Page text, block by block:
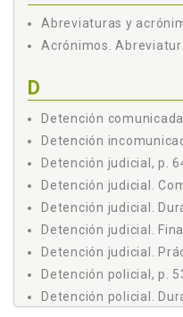
p. 44
E) Respeto a los
a) Detención por
Legitimación,
Finalidad, p. 51
Duración, p. 52
b) Detención
Legitimación,
Práctica, p. 53
Finalidad, p. 56
Duración, p. 56
Abreviaturas y
Acrónimos.
D
Detención
Detención
Detención judicial, p.
Detención judicial.
Detención judicial.
Detención judicial.
Detención judicial.
Detención policial, p.
Detención policial.